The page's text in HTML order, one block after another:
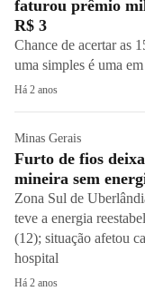
faturou prêmio
R$ 3
Chance de acertar as
uma simples é uma
Há 2 anos
Minas Gerais
Furto de fios
mineira sem
Zona Sul de
teve a energia
(12); situação afetou
hospital
Há 2 anos